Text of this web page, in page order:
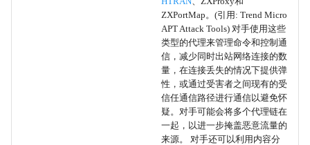
ZXPortMap。(引用: Trend Micro
APT Attack Tools) 对手使用这些
类型的代理来管理命令和控制通
信，减少同时出站网络连接的数
量，在连接丢失的情况下提供弹
性，或通过受害者之间现有的受
信任通信路径进行通信以避免怀
疑。对手可能会将多个代理链在
一起，以进一步掩盖恶意流量的
来源。 对手还可以利用内容分